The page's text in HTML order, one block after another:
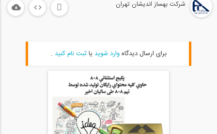
نصب و اجرای جداسازها LRB و اسلایدرهای...
شرکت بهساز اندیشان تهران
برای ارسال دیدگاهوارد شوید یاثبت نام کنید .